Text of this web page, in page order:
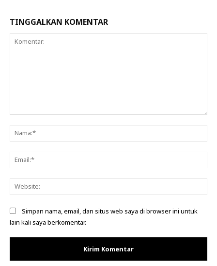
TINGGALKAN KOMENTAR
Simpan nama, email, dan situs web saya di browser ini untuk
lain kali saya berkomentar.